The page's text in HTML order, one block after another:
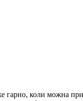
гарно, коли можна